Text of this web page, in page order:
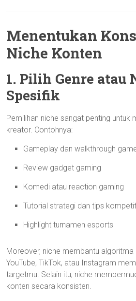
Menentukan
Niche Konten
1. Pilih Genre atau
Spesifik
Pemilihan niche sangat penting untuk
kreator. Contohnya:
Gameplay dan walkthrough
Review gadget gaming
Komedi atau reaction gaming
Tutorial strategi dan tips
Highlight turnamen esports
Moreover, niche membantu
YouTube, TikTok, atau Instagram
targetmu. Selain itu, niche
konten secara konsisten.